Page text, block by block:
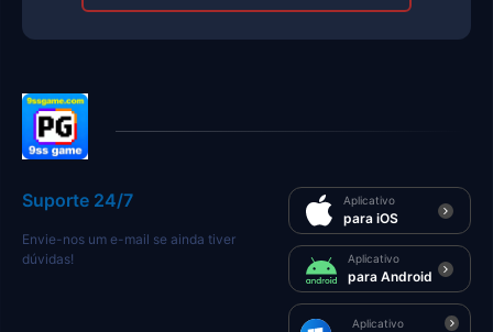
Suporte 24/7
Envie-nos um e-mail se ainda tiver
dúvidas!
Aplicativo
para iOS
Aplicativo
para Android
Aplicativo